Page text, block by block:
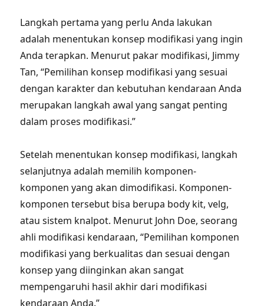
Langkah pertama yang perlu Anda lakukan
adalah menentukan konsep modifikasi yang ingin
Anda terapkan. Menurut pakar modifikasi, Jimmy
Tan, “Pemilihan konsep modifikasi yang sesuai
dengan karakter dan kebutuhan kendaraan Anda
merupakan langkah awal yang sangat penting
dalam proses modifikasi.”
Setelah menentukan konsep modifikasi, langkah
selanjutnya adalah memilih komponen-
komponen yang akan dimodifikasi. Komponen-
komponen tersebut bisa berupa body kit, velg,
atau sistem knalpot. Menurut John Doe, seorang
ahli modifikasi kendaraan, “Pemilihan komponen
modifikasi yang berkualitas dan sesuai dengan
konsep yang diinginkan akan sangat
mempengaruhi hasil akhir dari modifikasi
kendaraan Anda.”